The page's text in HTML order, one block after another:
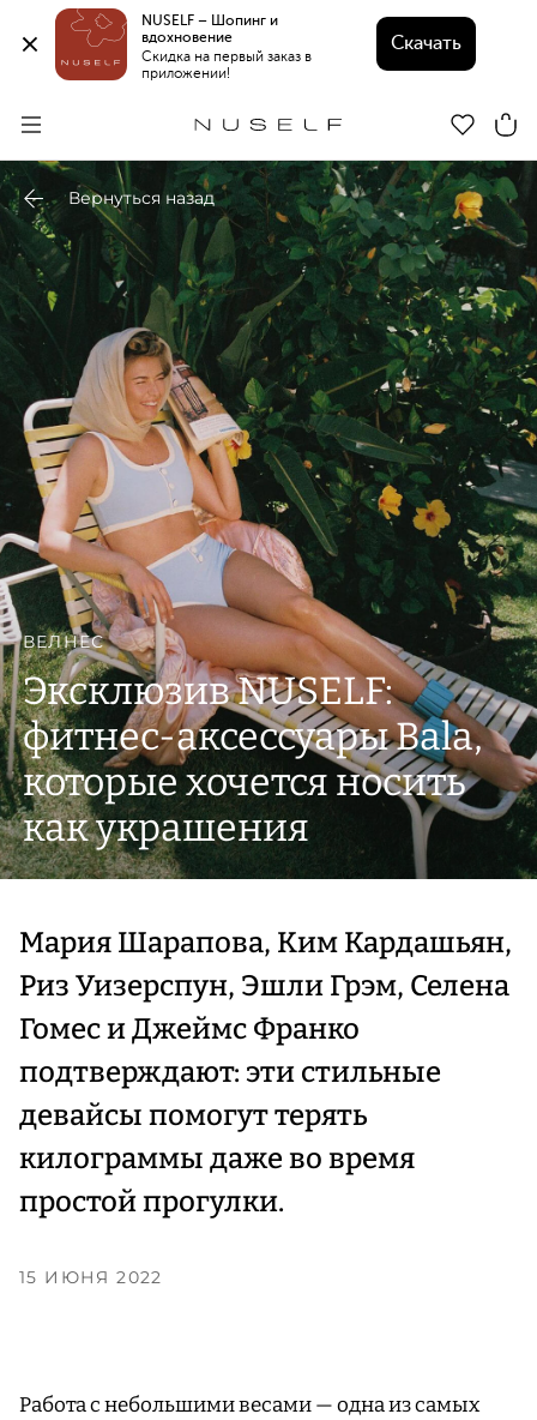
NUSELF – Шопинг и
вдохновение
Скидка на первый заказ в
приложении!
Скачать
Вернуться назад
ВЕЛНЕС
Эксклюзив NUSELF:
фитнес-аксессуары Bala,
которые хочется носить
как украшения
Мария Шарапова, Ким Кардашьян,
Риз Уизерспун, Эшли Грэм, Селена
Гомес и Джеймс Франко
подтверждают: эти стильные
девайсы помогут терять
килограммы даже во время
простой прогулки.
15 ИЮНЯ 2022
Работа с небольшими весами — одна из самых